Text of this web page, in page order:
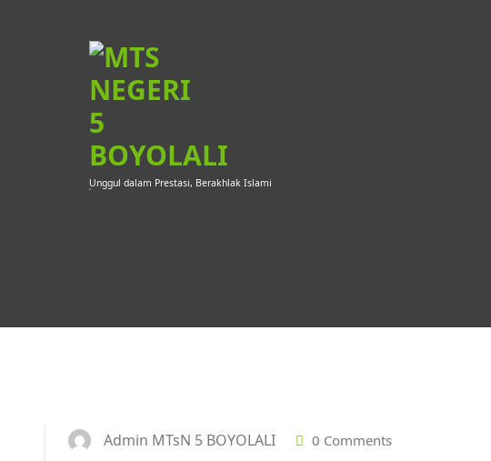
Unggul dalam Prestasi, Berakhlak Islami
Admin MTsN 5 BOYOLALI 0 Comments